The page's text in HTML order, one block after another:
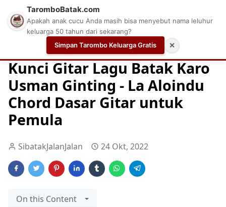
Batak Karo Chord Dasar Chord Dasar Gitar
Kunci Gitar Lagu Batak Karo
Usman Ginting - La Aloindu
Chord Dasar Gitar untuk
Pemula
SibatakJalanJalan 24 Okt, 2022
On this Content
TaromboBatak.com
Apakah anak cucu Anda masih bisa menyebut nama leluhur
keluarga 50 tahun dari sekarang?
Simpan Tarombo Keluarga Gratis
✕